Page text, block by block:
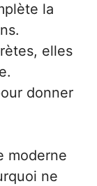
la
elles
donner
moderne
ne